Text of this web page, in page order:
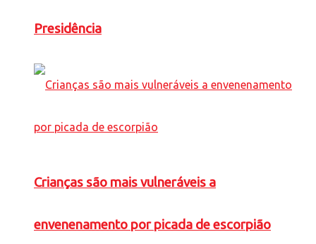
Presidência
Crianças são mais vulneráveis a
envenenamento por picada de escorpião